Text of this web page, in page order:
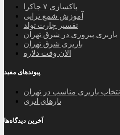
پاکسازی ۷ چاکرا
آموزش شمع تراپی
تفسیر چارت تولد
باربری پیروزی در شرق تهران
باربری شرق تهران
الان وقت دلاره
پیوندهای مفید
انتخاب باربری مناسب در تهران
تارهای اتری
آخرین دیدگاه‌ها